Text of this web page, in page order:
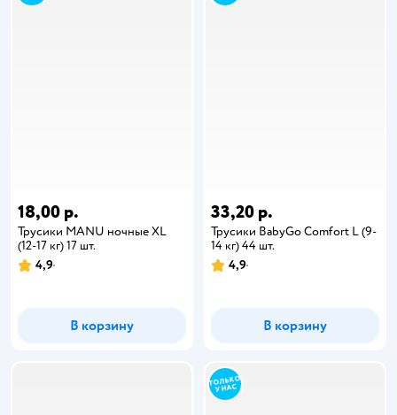
18,00 р.
Трусики MANU ночные XL
(12-17 кг) 17 шт.
4,9
В корзину
33,20 р.
Трусики BabyGo Comfort L (9-
14 кг) 44 шт.
4,9
В корзину